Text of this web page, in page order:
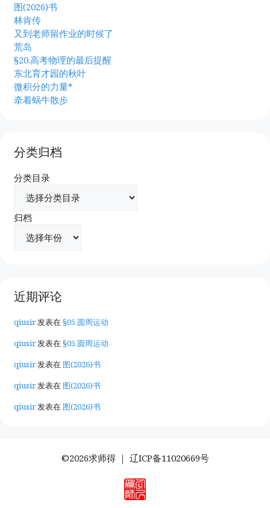
图(2026)书
林肯传
又到老师留作业的时候了
荒岛
§20.高考物理的最后提醒
东北育才园的秋叶
微积分的力量*
牵着蜗牛散步
分类归档
分类目录
归档
近期评论
qiusir发表在§05.圆周运动
qiusir发表在§05.圆周运动
qiusir发表在 图(2026)书
qiusir发表在 图(2026)书
qiusir发表在 图(2026)书
©2026求师得 ｜ 辽ICP备11020669号